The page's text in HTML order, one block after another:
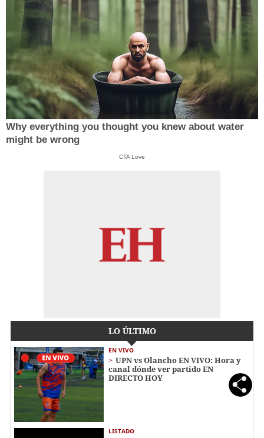
Why everything you thought you knew about water
might be wrong
CTA Love
LO ÚLTIMO
EN VIVO
UPN vs Olancho EN VIVO: Hora y
canal dónde ver partido EN
DIRECTO HOY
LISTADO